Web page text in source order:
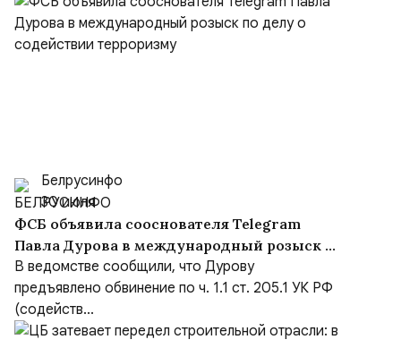
Белрусинфо
30 июля
ФСБ объявила сооснователя Telegram
Павла Дурова в международный розыск по
делу о содействии терроризму
В ведомстве сообщили, что Дурову
предъявлено обвинение по ч. 1.1 ст. 205.1 УК РФ
(содейств...